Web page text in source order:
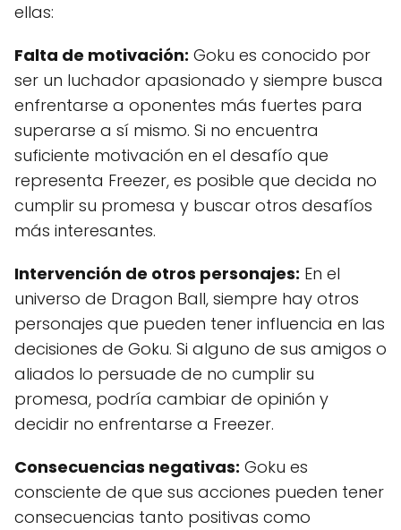
ellas:
Falta de motivación: Goku es conocido por
ser un luchador apasionado y siempre busca
enfrentarse a oponentes más fuertes para
superarse a sí mismo. Si no encuentra
suficiente motivación en el desafío que
representa Freezer, es posible que decida no
cumplir su promesa y buscar otros desafíos
más interesantes.
Intervención de otros personajes: En el
universo de Dragon Ball, siempre hay otros
personajes que pueden tener influencia en las
decisiones de Goku. Si alguno de sus amigos o
aliados lo persuade de no cumplir su
promesa, podría cambiar de opinión y
decidir no enfrentarse a Freezer.
Consecuencias negativas: Goku es
consciente de que sus acciones pueden tener
consecuencias tanto positivas como